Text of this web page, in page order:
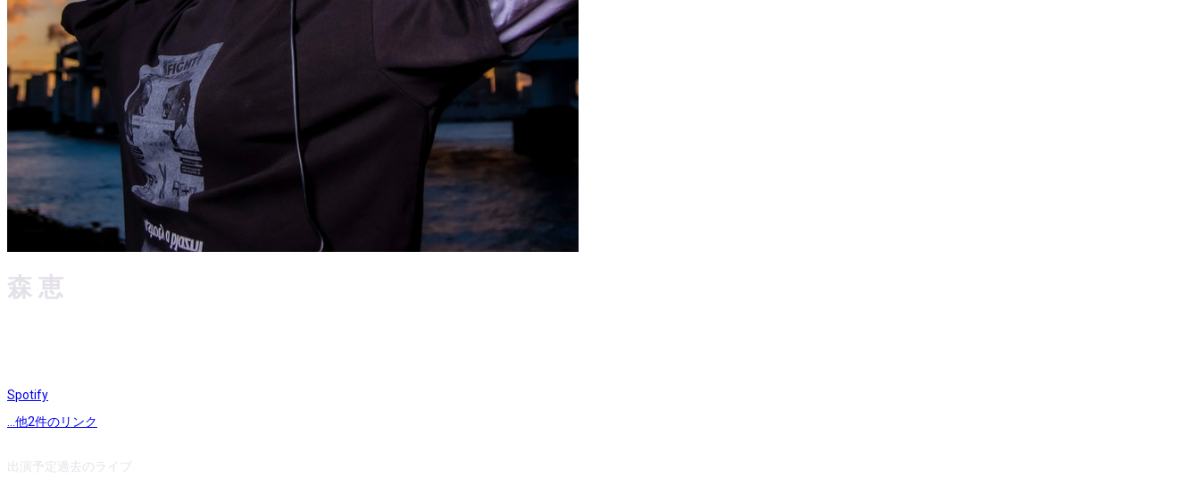
森 恵
Spotify
...他2件のリンク
出演予定 過去のライブ